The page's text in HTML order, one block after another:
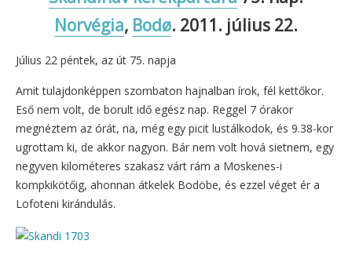
Norvégia, Bodø. 2011. július 22.
Július 22 péntek, az út 75. napja
Amit tulajdonképpen szombaton hajnalban írok, fél kettőkor.
Eső nem volt, de borult idő egész nap. Reggel 7 órakor
megnéztem az órát, na, még egy picit lustálkodok, és 9.38-kor
ugrottam ki, de akkor nagyon. Bár nem volt hová sietnem, egy
negyven kilométeres szakasz várt rám a Moskenes-i
kompkikötőig, ahonnan átkelek Bodöbe, és ezzel véget ér a
Lofoteni kirándulás.